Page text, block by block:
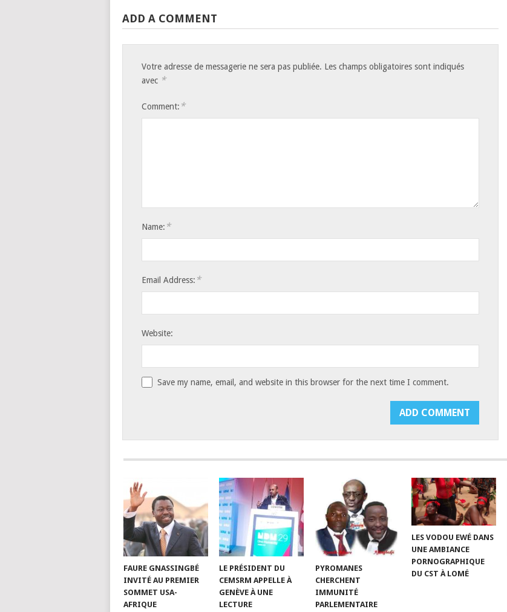
ADD A COMMENT
Votre adresse de messagerie ne sera pas publiée. Les champs obligatoires sont indiqués
avec *
Comment: *
Name: *
Email Address: *
Website:
Save my name, email, and website in this browser for the next time I comment.
FAURE GNASSINGBÉ
INVITÉ AU PREMIER
SOMMET USA-
AFRIQUE
LE PRÉSIDENT DU
CEMSRM APPELLE À
GENÈVE À UNE
LECTURE
PYROMANES
CHERCHENT
IMMUNITÉ
PARLEMENTAIRE
LES VODOU EWÉ DANS
UNE AMBIANCE
PORNOGRAPHIQUE
DU CST À LOMÉ